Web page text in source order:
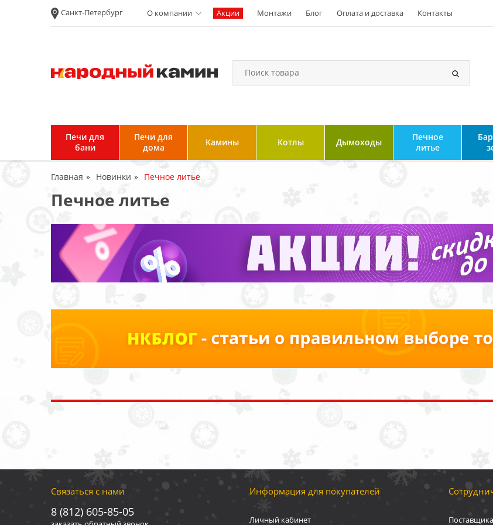
Санкт-Петербург О компании
обработку
персональных
данных
Условия продажи и
возврата товара
Пользовательское
соглашение
Гарантия и возврат
Акции Монтажи Блог Оплата и доставка Контакты
Печи для
бани
Печи для
дома
Камины Котлы Дымоходы
Печное
литье
Главная Новинки Печное литье
Печное литье
Связаться с нами
8 (812) 605-85-05
Информация для покупателей
Личный кабинет